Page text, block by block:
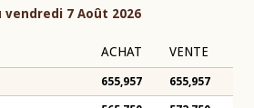
vendredi 7 Août 2026
ACHAT VENTE
655,957 655,957